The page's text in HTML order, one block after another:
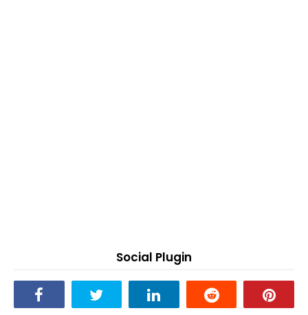
Social Plugin